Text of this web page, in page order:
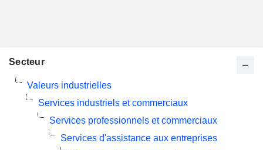
Secteur
Valeurs industrielles
Services industriels et commerciaux
Services professionnels et commerciaux
Services d'assistance aux entreprises